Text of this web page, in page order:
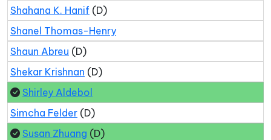
Shahana K. Hanif (D)
Shanel Thomas-Henry
Shaun Abreu (D)
Shekar Krishnan (D)
Shirley Aldebol
Simcha Felder (D)
Susan Zhuang (D)